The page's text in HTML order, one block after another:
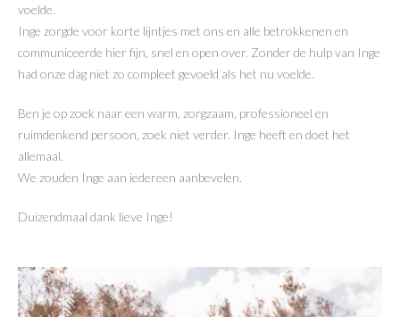
voelde.
Inge zorgde voor korte lijntjes met ons en alle betrokkenen en
communiceerde hier fijn, snel en open over. Zonder de hulp van Inge
had onze dag niet zo compleet gevoeld als het nu voelde.
Ben je op zoek naar een warm, zorgzaam, professioneel en
ruimdenkend persoon, zoek niet verder. Inge heeft en doet het
allemaal.
We zouden Inge aan iedereen aanbevelen.
Duizendmaal dank lieve Inge!